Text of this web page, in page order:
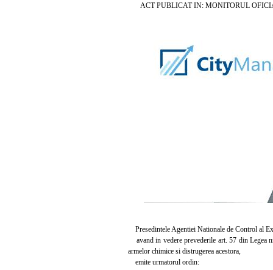
ACT PUBLICAT IN: MONITORUL
Presedintele Agentiei Nationale de Control al
avand in vedere prevederile art. 57 din Legea
armelor chimice si distrugerea acestora,
emite urmatorul ordin: